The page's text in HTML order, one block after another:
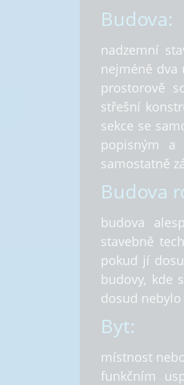
Budova:
nadzemní
nejméně dva
prostorově
střešní
sekce se
popisným a
samostatně
Budova
budova
stavebně
pokud jí
budovy, kde
dosud
Byt:
místnost
funkčním